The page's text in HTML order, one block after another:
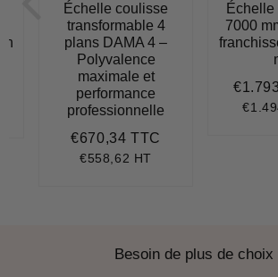
Échelle coulisse
transformable 4
plans DAMA 4 –
Polyvalence
maximale et
performance
professionnelle
Prix
régulier
€670,34 TTC
€558,62 HT
7000
Prix
Besoin de plus de choix